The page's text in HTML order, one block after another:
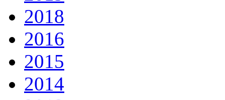
2018
2016
2015
2014